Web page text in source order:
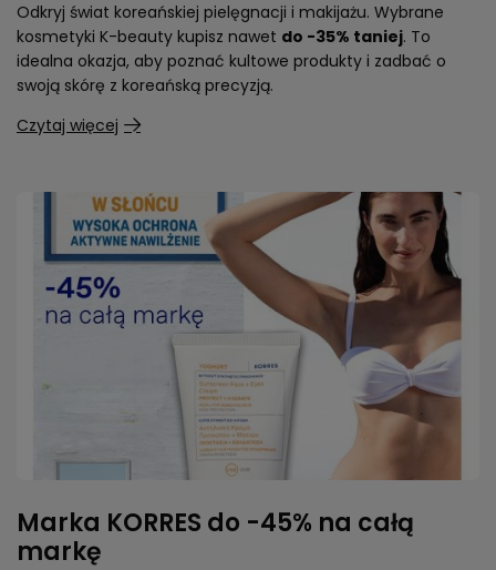
Odkryj świat koreańskiej pielęgnacji i makijażu. Wybrane
kosmetyki K-beauty kupisz nawet do -35% taniej. To
idealna okazja, aby poznać kultowe produkty i zadbać o
swoją skórę z koreańską precyzją.
Czytaj więcej
Marka KORRES do -45% na całą
markę